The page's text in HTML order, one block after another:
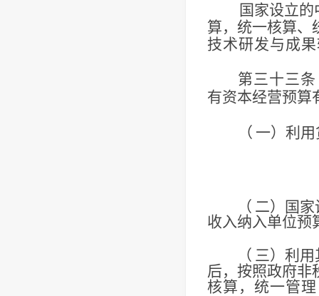
国家设立
算，统一核算、
技术研发与成
第三十三条
有资本经营预算
（ 一）利
（ 二）国
收入纳入单位预
（ 三）利
后，按照政府非
核算，统一管